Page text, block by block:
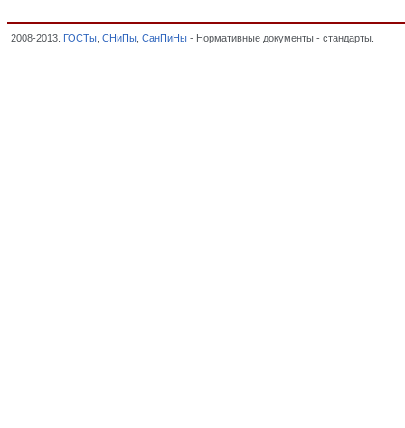
2008-2013. ГОСТы СНиПы СанПиНы - Нормативные документы - стандарты.